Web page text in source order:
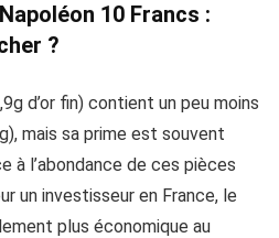
10 Francs :
?
d’or fin) contient un peu moins
mais sa prime est souvent
à l’abondance de ces pièces
un investisseur en France, le
plus économique au